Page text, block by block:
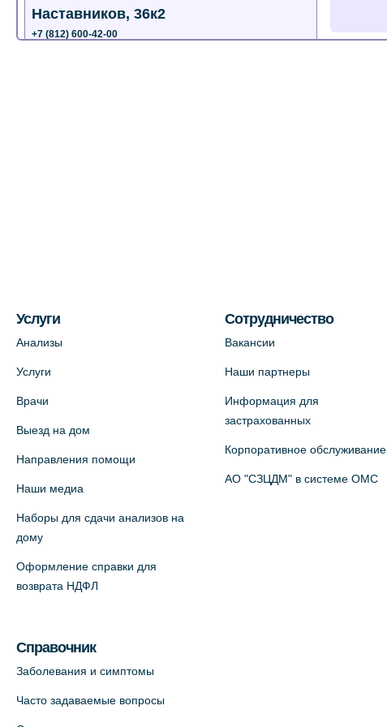
Наставников, 36к2
+7 (812) 600-42-00
+7 (812) 660-73-69
На карте
партнер)
+7 (812) 660-73-69
На карте
Семейный" (официальный партнер),
Красносельское шоссе, 54, к.3
Услуги
Анализы
Услуги
Врачи
Выезд на дом
Направления помощи
Наши медиа
Наборы для сдачи анализов на
дому
Оформление справки для
возврата НДФЛ
Справочник
Заболевания и симптомы
Часто задаваемые вопросы
Сотрудничество
Вакансии
Наши партнеры
Информация для
застрахованных
Корпоративное обслуживание
АО "СЗЦДМ" в системе ОМС